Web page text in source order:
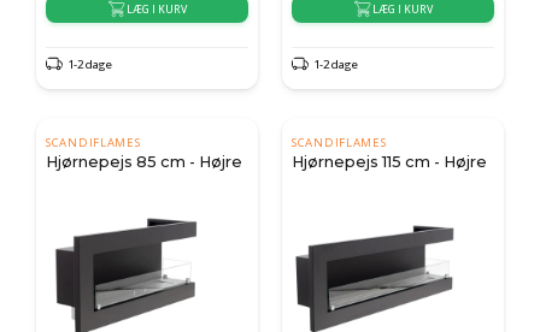
LÆG I KURV
1-2 dage
LÆG I KURV
1-2 dage
SCANDIFLAMES
Hjørnepejs 85 cm - Højre
SCANDIFLAMES
Hjørnepejs 115 cm - Højre